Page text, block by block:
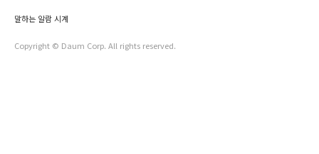
말하는 알람 시계
Copyright © Daum Corp. All rights reserved.